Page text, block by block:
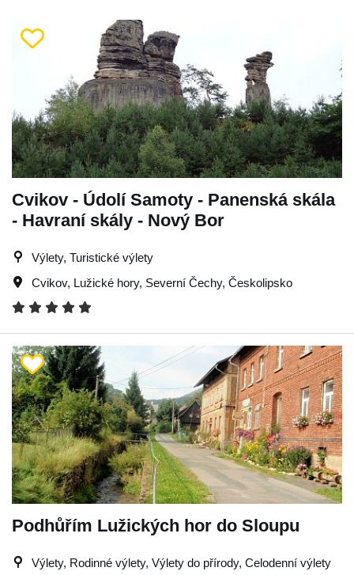
Cvikov - Údolí Samoty - Panenská skála
- Havraní skály - Nový Bor
Výlety, Turistické výlety
Cvikov, Lužické hory, Severní Čechy, Českolipsko
Podhůřím Lužických hor do Sloupu
Výlety, Rodinné výlety, Výlety do přírody, Celodenní výlety